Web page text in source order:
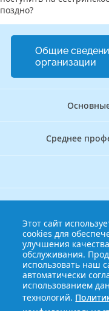
поздно?
Общие
организации
Среднее
Дополнительное
Этот сайт
cookies для
улучшения качества
обслуживания.
использовать наш
автоматически
использованием
технологий.